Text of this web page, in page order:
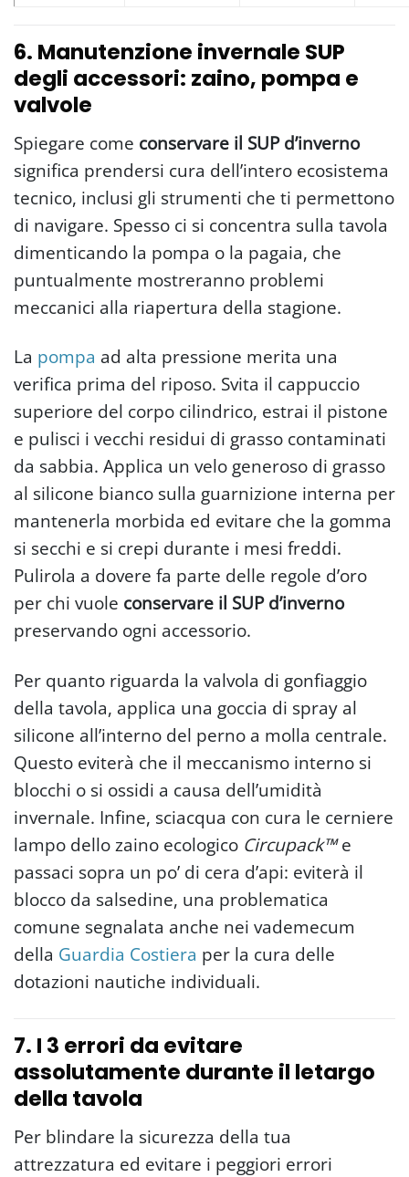
6. Manutenzione invernale SUP
degli accessori: zaino, pompa e
valvole
Spiegare come conservare il SUP d’inverno
significa prendersi cura dell’intero ecosistema
tecnico, inclusi gli strumenti che ti permettono
di navigare. Spesso ci si concentra sulla tavola
dimenticando la pompa o la pagaia, che
puntualmente mostreranno problemi
meccanici alla riapertura della stagione.
La pompa ad alta pressione merita una
verifica prima del riposo. Svita il cappuccio
superiore del corpo cilindrico, estrai il pistone
e pulisci i vecchi residui di grasso contaminati
da sabbia. Applica un velo generoso di grasso
al silicone bianco sulla guarnizione interna per
mantenerla morbida ed evitare che la gomma
si secchi e si crepi durante i mesi freddi.
Pulirola a dovere fa parte delle regole d’oro
per chi vuole conservare il SUP d’inverno
preservando ogni accessorio.
Per quanto riguarda la valvola di gonfiaggio
della tavola, applica una goccia di spray al
silicone all’interno del perno a molla centrale.
Questo eviterà che il meccanismo interno si
blocchi o si ossidi a causa dell’umidità
invernale. Infine, sciacqua con cura le cerniere
lampo dello zaino ecologico Circupack™e
passaci sopra un po’ di cera d’api: eviterà il
blocco da salsedine, una problematica
comune segnalata anche nei vademecum
della Guardia Costiera per la cura delle
dotazioni nautiche individuali.
7. I 3 errori da evitare
assolutamente durante il letargo
della tavola
Per blindare la sicurezza della tua
attrezzatura ed evitare i peggiori errori